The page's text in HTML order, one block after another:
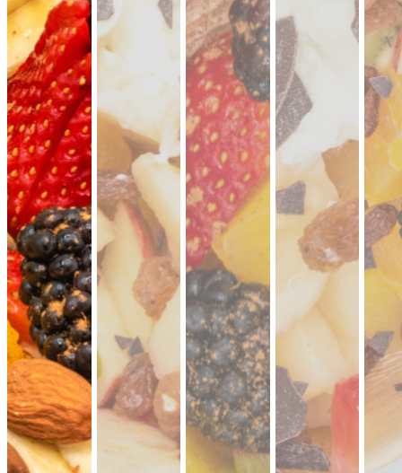
vegan
100 % Kichererbsen, fein gewürzt, mit
cremigem Tahini. pflanzlich · ideal für
Events & Buffets
19,90 € für 1 ×
(inkl. MwSt.)
Falafel mit Tahini
vegan
knusprige Falafel aus Kichererbsen mit
frischem Koriander & Tahini. Fingerfood·
ideal für Mezze & Buffets
ab 25,00 € für 20 ×
(inkl. MwSt.)
35er Falafel-Halloumi Mix
vegan vegetarisch
Falafel und Halloumi mit zwei Soßen ·
kräftig, handgemacht, zum teilen.
Fingerfood· für Buffets & Veranstaltungen
39,50 €
(inkl. MwSt.)
Dubai Halloumi Platte (20 Stück)